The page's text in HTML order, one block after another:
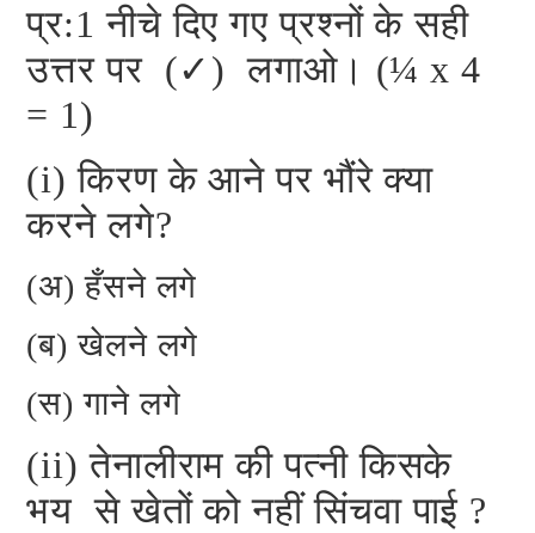
प्र:1 नीचे दिए गए प्रश्नों के सही
उत्तर पर (✓) लगाओ। (¼ x 4
= 1)
(i) किरण के आने पर भौंरे क्या
करने लगे?
(अ) हँसने लगे
(ब) खेलने लगे
(स) गाने लगे
(ii) तेनालीराम की पत्नी किसके
भय से खेतों को नहीं सिंचवा पाई ?